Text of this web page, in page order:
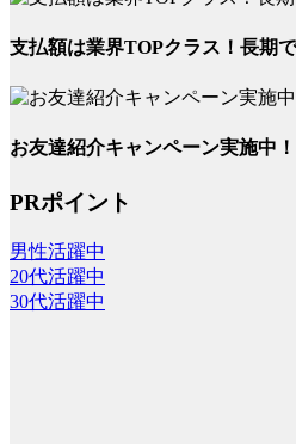
支払額は業界TOPクラス！長期
お友達紹介キャンペーン実施中！
PRポイント
男性活躍中
20代活躍中
30代活躍中